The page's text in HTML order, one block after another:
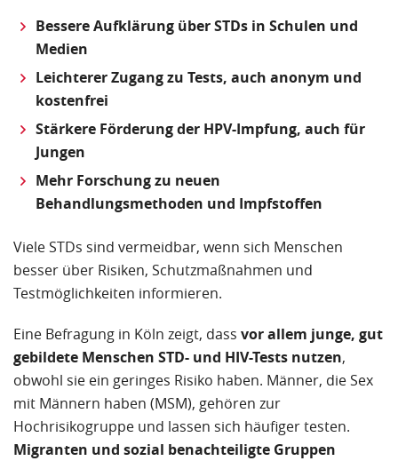
Bessere Aufklärung über STDs in Schulen und
Medien
Leichterer Zugang zu Tests, auch anonym und
kostenfrei
Stärkere Förderung der HPV-Impfung, auch für
Jungen
Mehr Forschung zu neuen
Behandlungsmethoden und Impfstoffen
Viele STDs sind vermeidbar, wenn sich Menschen
besser über Risiken, Schutzmaßnahmen und
Testmöglichkeiten informieren.
Eine Befragung in Köln zeigt, dass vor allem junge, gut
gebildete Menschen STD- und HIV-Tests nutzen,
obwohl sie ein geringes Risiko haben. Männer, die Sex
mit Männern haben (MSM), gehören zur
Hochrisikogruppe und lassen sich häufiger testen.
Migranten und sozial benachteiligte Gruppen